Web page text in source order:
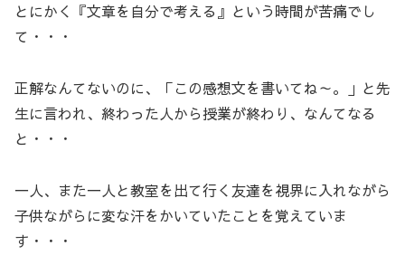
とにかく『文章を自分で考える』という時間が苦痛でし
て・・・
正解なんてないのに、「この感想文を書いてね～。」と先
生に言われ、終わった人から授業が終わり、なんてなる
と・・・
一人、また一人と教室を出て行く友達を視界に入れながら
子供ながらに変な汗をかいていたことを覚えていま
す・・・